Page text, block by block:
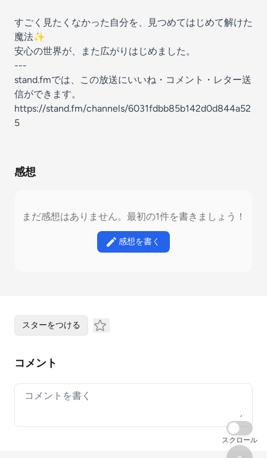
すごく見たくなかった自分を、見つめてはじめて解けた
魔法✨
安心の世界が、また広がりはじめました。
---
stand.fmでは、この放送にいいね・コメント・レター送
信ができます。
https://stand.fm/channels/6031fdbb85b142d0d844a52
5
感想
まだ感想はありません。最初の1件を書きましょう！
感想を書く
スターをつける
コメント
Your comment
スクロール